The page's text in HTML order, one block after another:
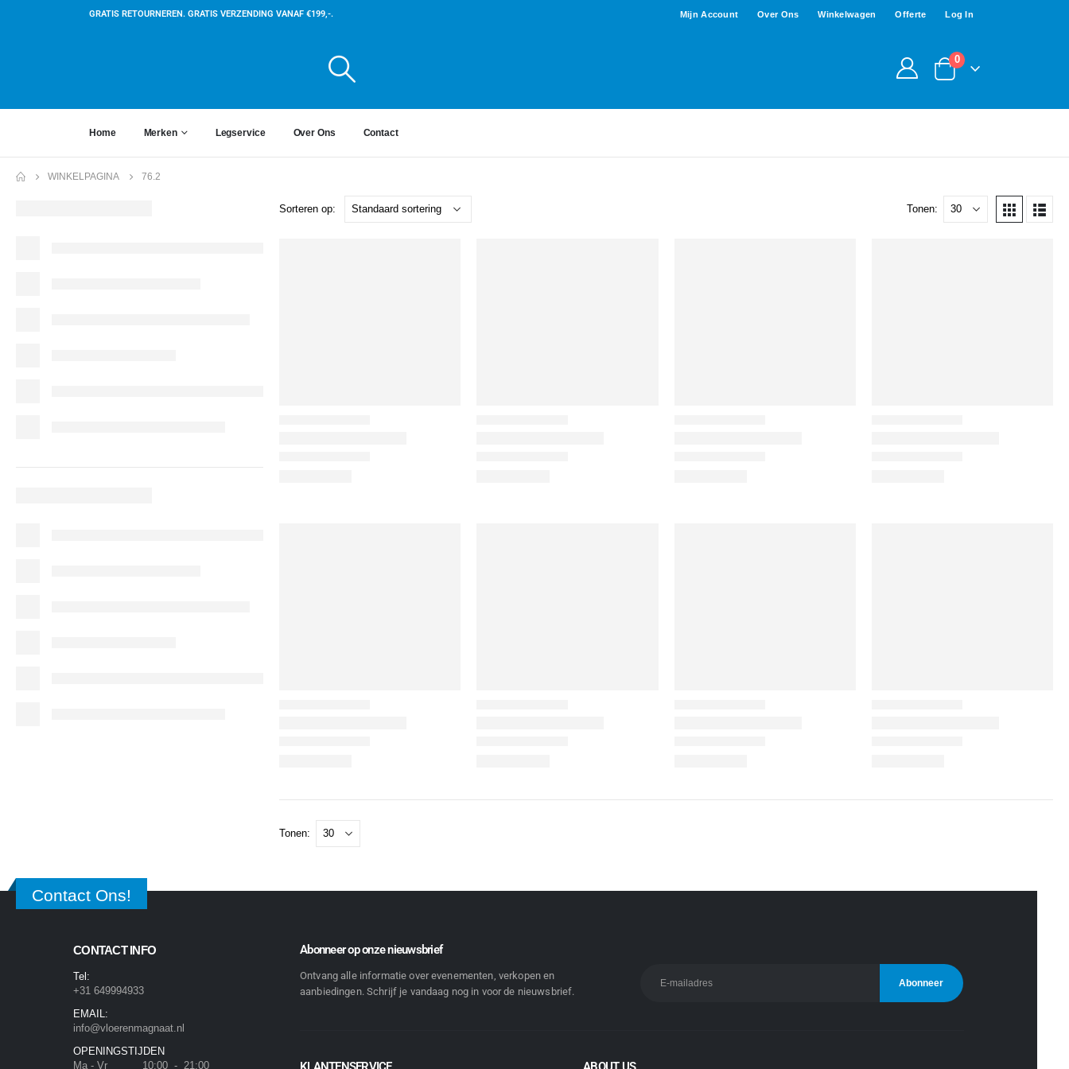
GRATIS RETOURNEREN. GRATIS VERZENDING VANAF €199,-. Mijn Account Over Ons Winkelwagen Offerte Log In
0
Home Merken Legservice Over Ons Contact
WINKELPAGINA 76.2
Sorteren op: Tonen:
Tonen:
Contact Ons!
CONTACT INFO
Tel:
+31 649994933
EMAIL:
info@vloerenmagnaat.nl
OPENINGSTIJDEN
Ma - Vr 10:00 - 21:00
Abonneer op onze nieuwsbrief
Ontvang alle informatie over evenementen, verkopen en
aanbiedingen. Schrijf je vandaag nog in voor de nieuwsbrief.